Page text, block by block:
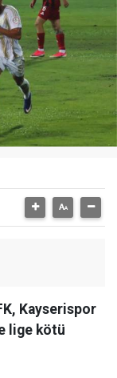
Kayserispor
lige kötü